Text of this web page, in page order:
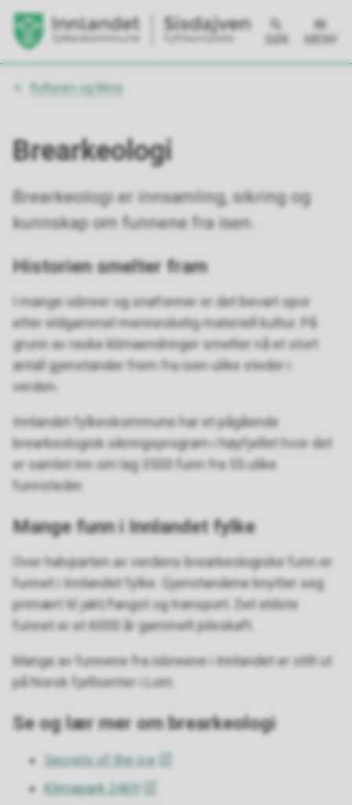
SØK MENY
Du
Kulturarv og klima
Brearkeologi
Brearkeologi er innsamling, sikring og
kunnskap om funnene fra isen.
Historien smelter fram
I mange isbreer og snøfonner er det bevart spor
etter eldgammel menneskelig materiell kultur. På
grunn av raske klimaendringer smelter nå et stort
antall gjenstander frem fra isen ulike steder i
verden.
Innlandet fylkeskommune har et pågående
brearkeologisk sikringsprogram i høyfjellet hvor det
er samlet inn om lag 3500 funn fra 55 ulike
funnsteder.
Mange funn i Innlandet fylke
Over halvparten av verdens brearkeologiske funn er
funnet i Innlandet fylke. Gjenstandene knytter seg
primært til jakt/fangst og transport. Det eldste
funnet er et 6000 år gammelt pileskaft.
Mange av funnene fra isbreene i Innlandet er stilt ut
på Norsk fjellsenter i Lom.
Se og lær mer om brearkeologi
Secrets of the ice
Klimapark 2469